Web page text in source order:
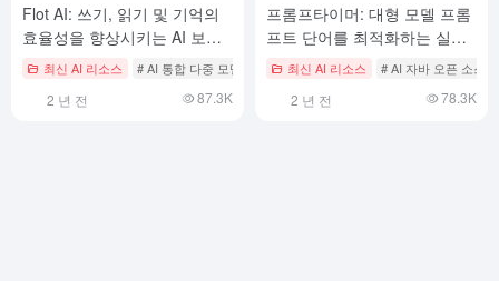
Flot AI: 쓰기, 읽기 및 기억의
효율성을 향상시키는 AI 보조
도구이자 모든 인터페이스에
서 선택한 콘텐츠를 불러오는
도구입니다.
최신 AI 리소스 # AI 통합 다중 모델 대화 플랫폼
2 년 전 87.3K
프롬프타이머: 대형 모델 프롬
프트 단어를 최적화하는 실험
적인 라이브러리로, 프롬프트
를 자동으로 최적화합니다.
최신 AI 리소스 # AI 자바 오픈 소스
2 년 전 78.3K